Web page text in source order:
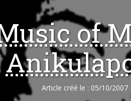
of
Article créé le : 05/10/2007